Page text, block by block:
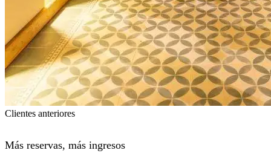
Clientes anteriores
Más reservas, más ingresos